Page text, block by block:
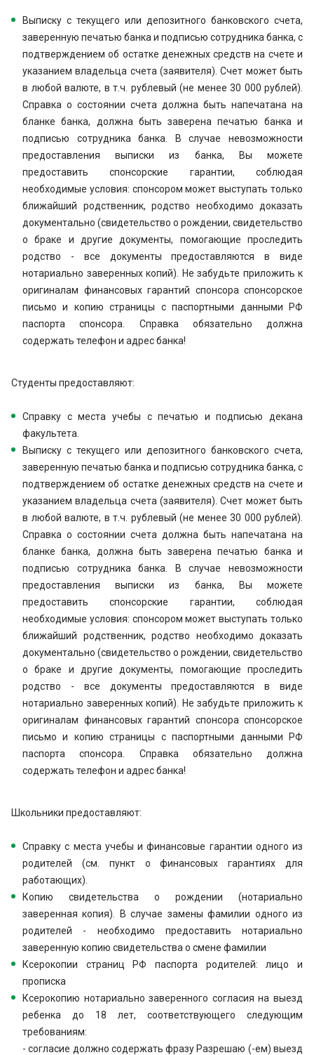
Выписку с текущего или депозитного банковского счета,
заверенную печатью банка и подписью сотрудника банка, с
подтверждением об остатке денежных средств на счете и
указанием владельца счета (заявителя). Счет может быть
в любой валюте, в т.ч. рублевый (не менее 30 000 рублей).
Справка о состоянии счета должна быть напечатана на
бланке банка, должна быть заверена печатью банка и
подписью сотрудника банка. В случае невозможности
предоставления выписки из банка, Вы можете
предоставить спонсорские гарантии, соблюдая
необходимые условия: спонсором может выступать только
ближайший родственник, родство необходимо доказать
документально (свидетельство о рождении, свидетельство
о браке и другие документы, помогающие проследить
родство - все документы предоставляются в виде
нотариально заверенных копий). Не забудьте приложить к
оригиналам финансовых гарантий спонсора спонсорское
письмо и копию страницы с паспортными данными РФ
паспорта спонсора. Справка обязательно должна
содержать телефон и адрес банка!
Студенты предоставляют:
Справку с места учебы с печатью и подписью декана
факультета.
Выписку с текущего или депозитного банковского счета,
заверенную печатью банка и подписью сотрудника банка, с
подтверждением об остатке денежных средств на счете и
указанием владельца счета (заявителя). Счет может быть
в любой валюте, в т.ч. рублевый (не менее 30 000 рублей).
Справка о состоянии счета должна быть напечатана на
бланке банка, должна быть заверена печатью банка и
подписью сотрудника банка. В случае невозможности
предоставления выписки из банка, Вы можете
предоставить спонсорские гарантии, соблюдая
необходимые условия: спонсором может выступать только
ближайший родственник, родство необходимо доказать
документально (свидетельство о рождении, свидетельство
о браке и другие документы, помогающие проследить
родство - все документы предоставляются в виде
нотариально заверенных копий). Не забудьте приложить к
оригиналам финансовых гарантий спонсора спонсорское
письмо и копию страницы с паспортными данными РФ
паспорта спонсора. Справка обязательно должна
содержать телефон и адрес банка!
Школьники предоставляют:
Справку с места учебы и финансовые гарантии одного из
родителей (см. пункт о финансовых гарантиях для
работающих).
Копию свидетельства о рождении (нотариально
заверенная копия). В случае замены фамилии одного из
родителей - необходимо предоставить нотариально
заверенную копию свидетельства о смене фамилии
Ксерокопии страниц РФ паспорта родителей: лицо и
прописка
Ксерокопию нотариально заверенного согласия на выезд
ребенка до 18 лет, соответствующего следующим
требованиям:
- согласие должно содержать фразу Разрешаю (-ем) выезд